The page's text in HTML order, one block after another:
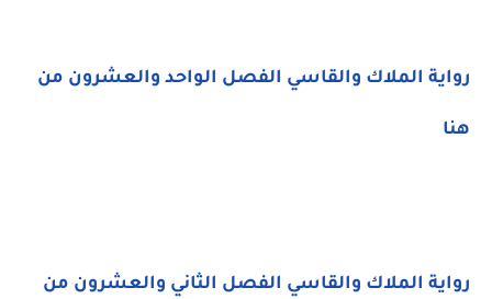
رواية الملاك والقاسي الفصل الواحد والعشرون من
هنا
رواية الملاك والقاسي الفصل الثاني والعشرون من